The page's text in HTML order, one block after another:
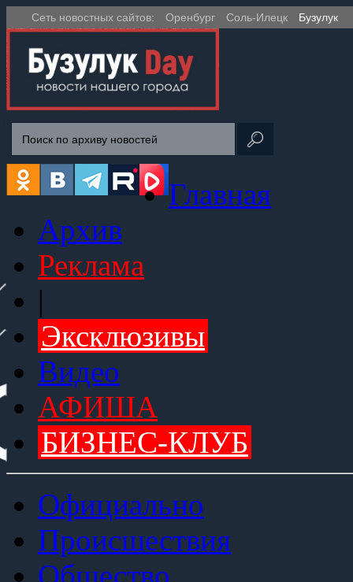
Сеть новостных сайтов: Оренбург Соль-Илецк Бузулук
Главная
Архив
Реклама
|
Эксклюзивы
Видео
АФИША
БИЗНЕС-КЛУБ
Официально
Происшествия